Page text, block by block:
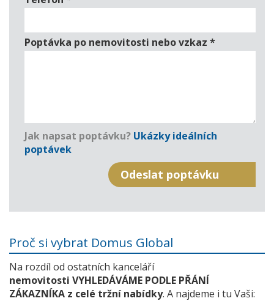
Poptávka po nemovitosti nebo vzkaz *
Jak napsat poptávku? Ukázky ideálních
poptávek
Proč si vybrat Domus Global
Na rozdíl od ostatních kanceláří
nemovitosti VYHLEDÁVÁME PODLE PŘÁNÍ
ZÁKAZNÍKA z celé tržní nabídky. A najdeme i tu Vaši: